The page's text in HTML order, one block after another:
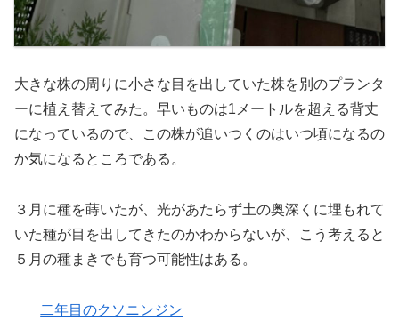
大きな株の周りに小さな目を出していた株を別のプランタ
ーに植え替えてみた。早いものは1メートルを超える背丈
になっているので、この株が追いつくのはいつ頃になるの
か気になるところである。
３月に種を蒔いたが、光があたらず土の奥深くに埋もれて
いた種が目を出してきたのかわからないが、こう考えると
５月の種まきでも育つ可能性はある。
二年目のクソニンジン